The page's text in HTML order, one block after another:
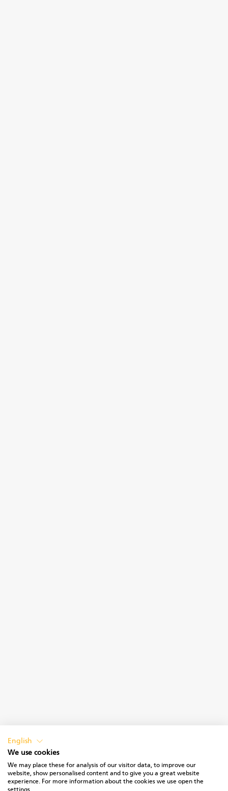
English
We use cookies
We may place these for analysis of our visitor data, to improve our
website, show personalised content and to give you a great website
experience. For more information about the cookies we use open the